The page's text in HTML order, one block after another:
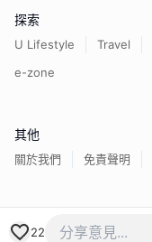
22
探索
U Lifestyle Travel
e-zone
其他
關於我們 免責聲明
香港經濟日報版權所有©